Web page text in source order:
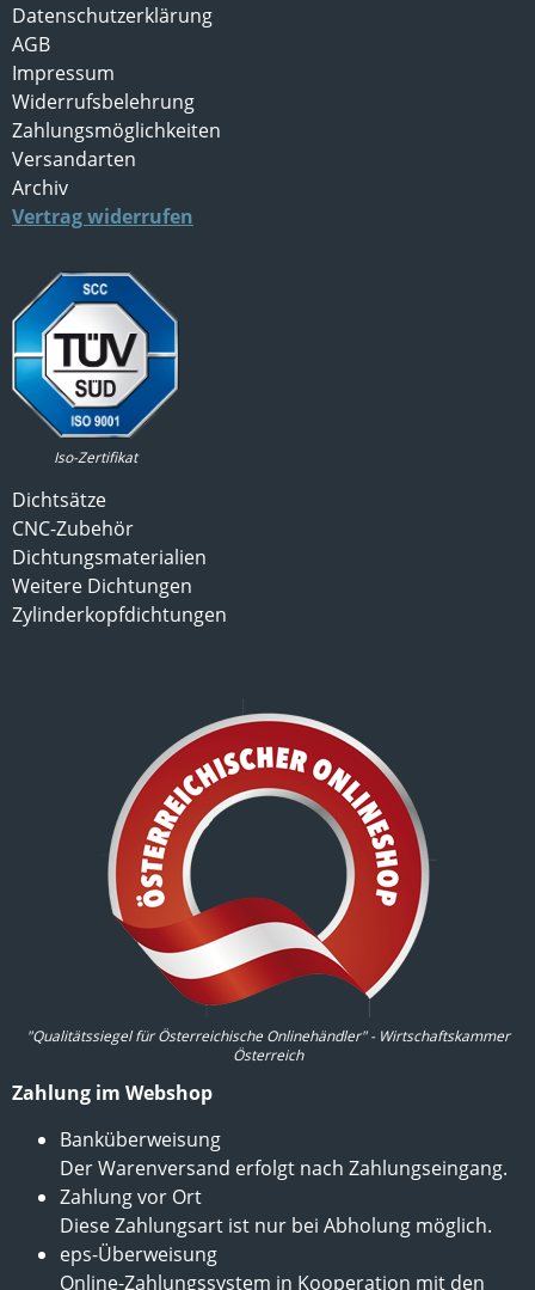
Datenschutzerklärung
AGB
Impressum
Widerrufsbelehrung
Zahlungsmöglichkeiten
Versandarten
Archiv
Vertrag widerrufen
Iso-Zertifikat
Dichtsätze
CNC-Zubehör
Dichtungsmaterialien
Weitere Dichtungen
Zylinderkopfdichtungen
"Qualitätssiegel für Österreichische Onlinehändler" - Wirtschaftskammer
Österreich
Zahlung im Webshop
Banküberweisung
Der Warenversand erfolgt nach Zahlungseingang.
Zahlung vor Ort
Diese Zahlungsart ist nur bei Abholung möglich.
eps-Überweisung
Online-Zahlungssystem in Kooperation mit den